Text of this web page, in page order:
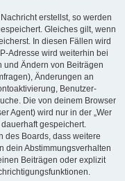
erstellst, so werden
Gleiches gilt, wenn
In diesen Fällen wird
Adresse wird weiterhin bei
und Ändern von Beiträgen
Änderungen an
Benutzer-
Die von deinem Browser
Agent) wird nur in der „Wer
gespeichert.
des Boards, dass weitere
dein Abstimmungsverhalten
Beiträgen oder explizit